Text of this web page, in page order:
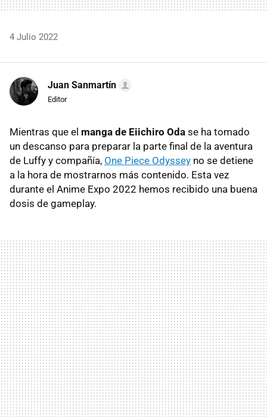
4 Julio 2022
Juan Sanmartín
Editor
Mientras que el manga de Eiichiro Oda se ha tomado
un descanso para preparar la parte final de la aventura
de Luffy y compañía, One Piece Odyssey no se detiene
a la hora de mostrarnos más contenido. Esta vez
durante el Anime Expo 2022 hemos recibido una buena
dosis de gameplay.